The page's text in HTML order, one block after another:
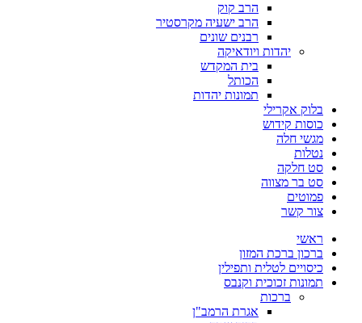
הרב קוק
הרב ישעיה מקרסטיר
רבנים שונים
יהדות ויודאיקה
בית המקדש
הכותל
תמונות יהדות
בלוק אקרילי
כוסות קידוש
מגשי חלה
נטלות
סט חלקה
סט בר מצווה
פמוטים
צור קשר
ראשי
ברכון ברכת המזון
כיסויים לטלית ותפילין
תמונות זכוכית וקנבס
ברכות
אגרת הרמב"ן